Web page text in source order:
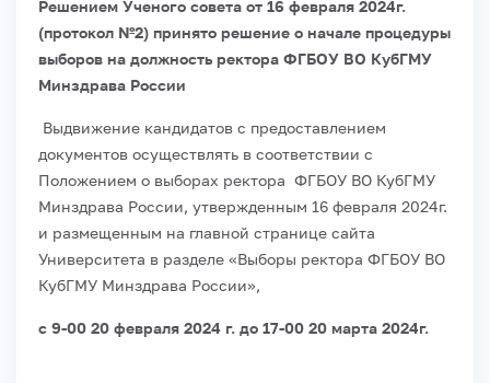
Решением Ученого совета от 16 февраля 2024г.
(протокол №2) принято решение о начале процедуры
выборов на должность ректора ФГБОУ ВО КубГМУ
Минздрава России
Выдвижение кандидатов с предоставлением
документов осуществлять в соответствии с
Положением о выборах ректора ФГБОУ ВО КубГМУ
Минздрава России, утвержденным 16 февраля 2024г.
и размещенным на главной странице сайта
Университета в разделе «Выборы ректора ФГБОУ ВО
КубГМУ Минздрава России»,
с 9-00 20 февраля 2024 г. до 17-00 20 марта 2024г.